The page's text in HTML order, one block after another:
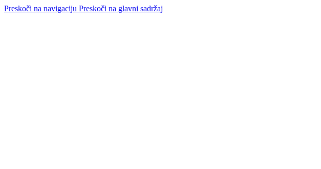
Preskoči na navigaciju Preskoči na glavni sadržaj